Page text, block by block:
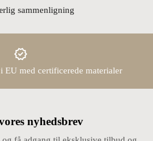
sammenligning
EU med certificerede materialer
nyhedsbrev